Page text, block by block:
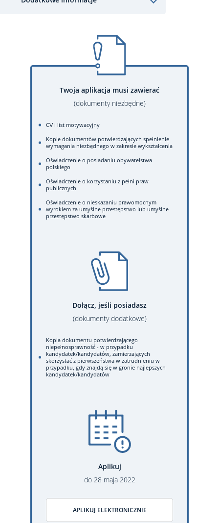
Twoja aplikacja musi zawierać
(dokumenty niezbędne)
CV i list motywacyjny
Kopie dokumentów potwierdzających spełnienie
wymagania niezbędnego w zakresie wykształcenia
Oświadczenie o posiadaniu obywatelstwa
polskiego
Oświadczenie o korzystaniu z pełni praw
publicznych
Oświadczenie o nieskazaniu prawomocnym
wyrokiem za umyślne przestępstwo lub umyślne
przestępstwo skarbowe
Dołącz, jeśli posiadasz
(dokumenty dodatkowe)
Kopia dokumentu potwierdzającego
niepełnosprawność - w przypadku
kandydatek/kandydatów, zamierzających
skorzystać z pierwszeństwa w zatrudnieniu w
przypadku, gdy znajdą się w gronie najlepszych
kandydatek/kandydatów
Aplikuj
do 28 maja 2022
APLIKUJ ELEKTRONICZNIE